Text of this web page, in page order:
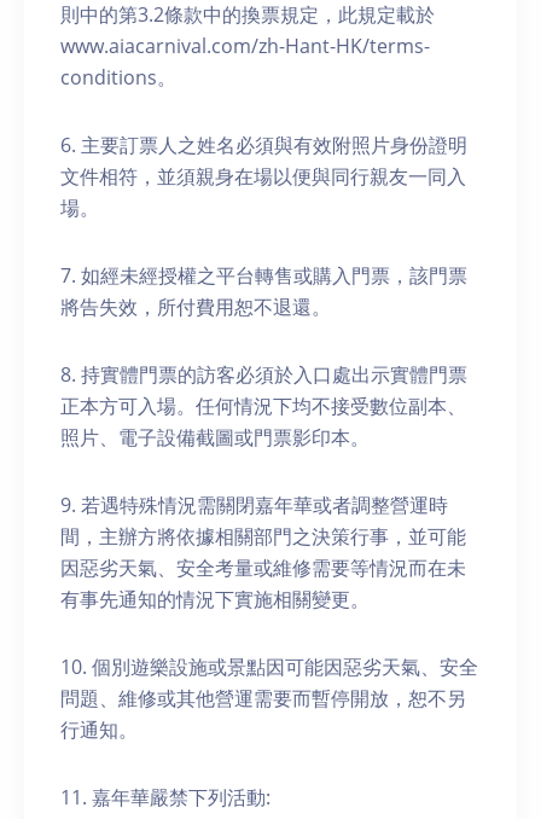
則中的第3.2條款中的換票規定，此規定載於
www.aiacarnival.com/zh-Hant-HK/terms-
conditions。
6. ⁠⁠主要訂票人之姓名必須與有效附照片身份證明
文件相符，並須親身在場以便與同行親友一同入
場。
7.⁠ ⁠如經未經授權之平台轉售或購入門票，該門票
將告失效，所付費用恕不退還。
8. 持實體門票的訪客必須於入口處出示實體門票
正本方可入場。任何情況下均不接受數位副本、
照片、電子設備截圖或門票影印本。
9. 若遇特殊情況需關閉嘉年華或者調整營運時
間，主辦方將依據相關部門之決策行事，並可能
因惡劣天氣、安全考量或維修需要等情況而在未
有事先通知的情況下實施相關變更。
10. 個別遊樂設施或景點因可能因惡劣天氣、安全
問題、維修或其他營運需要而暫停開放，恕不另
行通知。
11. 嘉年華嚴禁下列活動: